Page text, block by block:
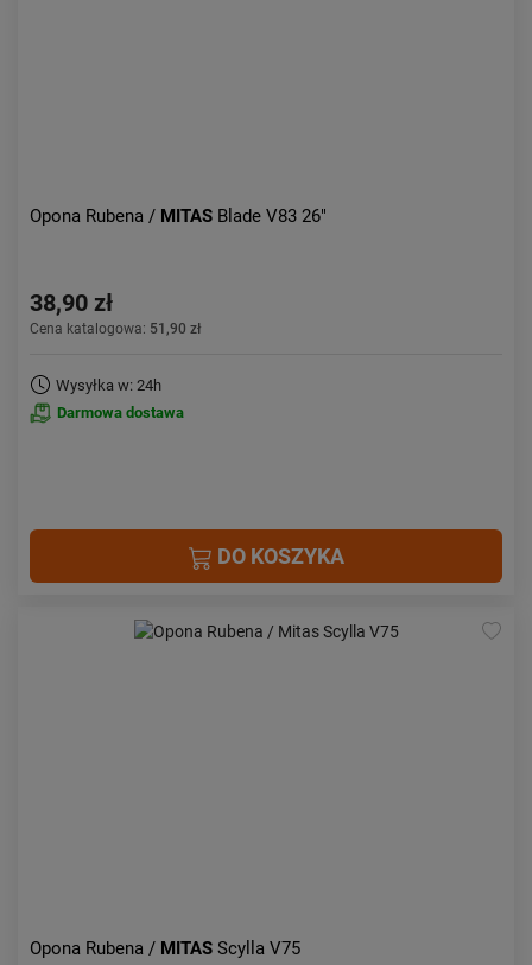
Opona Rubena / MITAS Blade V83 26"
38,90 zł
Cena katalogowa: 51,90 zł
Wysyłka w: 24h
Darmowa dostawa
DO KOSZYKA
Opona Rubena / MITAS Scylla V75